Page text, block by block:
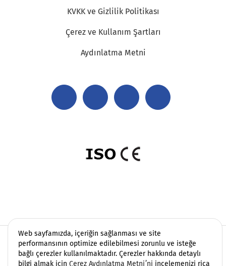
KVKK ve Gizlilik Politikası
Çerez ve Kullanım Şartları
Aydınlatma Metni
Copyright 2006 - 2026 Vatek Çevre. Her hakkı saklıdır.
Sayfamızda yer alan içerikler, endüstriyel su ve atıksu
Web sayfamızda, içeriğin sağlanması ve site
performansının optimize edilebilmesi zorunlu ve isteğe
bağlı çerezler kullanılmaktadır. Çerezler hakkında detaylı
bilgi almak için Çerez Aydınlatma Metni’ni incelemenizi rica